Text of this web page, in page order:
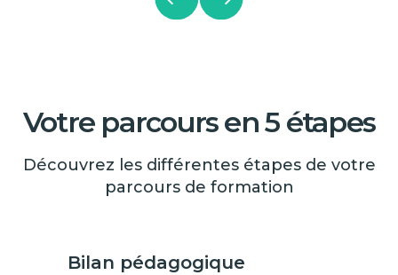
Votre parcours en 5 étapes
Découvrez les différentes étapes de votre
parcours de formation
Bilan pédagogique